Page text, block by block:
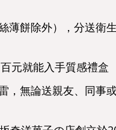
薄餅除外），分送衛
元就能入手質感禮盒
，無論送親友、同事